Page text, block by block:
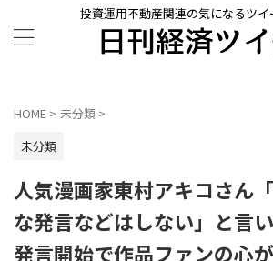
投資運用不動産関連の気になるツイ
HOME > 未分類 >
未分類
人気漫画家東村アキコさん
な発言などはしない」と言
発言開始で作品ファンの心